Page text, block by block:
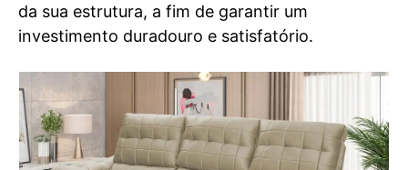
da sua estrutura, a fim de garantir um
investimento duradouro e satisfatório.